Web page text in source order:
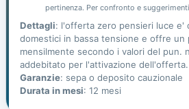
pertinenza. Per confronto e suggerimenti
Dettagli: l'offerta zero pensieri luce e'
domestici in bassa tensione e offre un
mensilmente secondo i valori del pun.
addebitato per l'attivazione dell'offerta.
Garanzie: sepa o deposito cauzionale
Durata in mesi: 12 mesi